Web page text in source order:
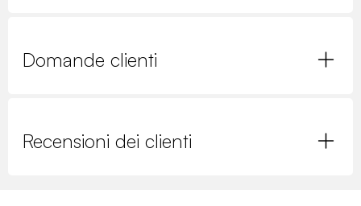
Domande clienti
Recensioni dei clienti